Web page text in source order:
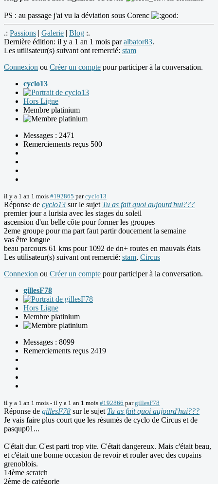
PS : au passage j'ai vu la déviation sous Corenc
.: Passions | Galerie | Blog :.
Dernière édition: il y a 1 an 1 mois paralbator83.
Les utilisateur(s) suivant ont remercié: stam
Connexion ou Créer un compte pour participer à la conversation.
cyclo13
Hors Ligne
Membre platinium
Messages : 2471
Remerciements reçus 500
il y a 1 an 1 mois #192865 parcyclo13
Réponse de cyclo13 sur le sujet Tu as fait quoi aujourd'hui???
premier jour a lurisia avec les stages du soleil
ascension d'un belle côte pour former les groupes
2eme groupe pour ma part faut partir doucement la semaine
vas être longue
beau parcours 61 kms pour 1092 de dn+ routes en mauvais états
Les utilisateur(s) suivant ont remercié: stam, Circus
Connexion ou Créer un compte pour participer à la conversation.
gillesF78
Hors Ligne
Membre platinium
Messages : 8099
Remerciements reçus 2419
il y a 1 an 1 mois - il y a 1 an 1 mois #192866 pargillesF78
Réponse de gillesF78 sur le sujet Tu as fait quoi aujourd'hui???
Je vais faire plus court que les résumés de cyclo de Circus et de
pasqup01...
C'était dur. C'est parti trop vite. C'était dangereux. Mais c'était beau,
et c'était une bonne occasion de revoir et rouler avec des copains
grenoblois.
14ème scratch
2ème de catégorie